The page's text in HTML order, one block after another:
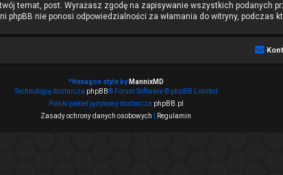
temat, post. Wyrażasz zgodę na zapisywanie wszystkich podanych
phpBB nie ponosi odpowiedzialności za włamania do witryny, podczas
*Hexagon style by MannixMD
Technologię dostarcza phpBB® Forum Software © phpBB Limited
Polski pakiet językowy dostarcza phpBB.pl
Zasady ochrony danych osobowych
Regulamin